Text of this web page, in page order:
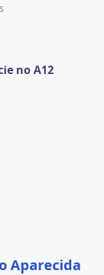
no A12
Aparecida